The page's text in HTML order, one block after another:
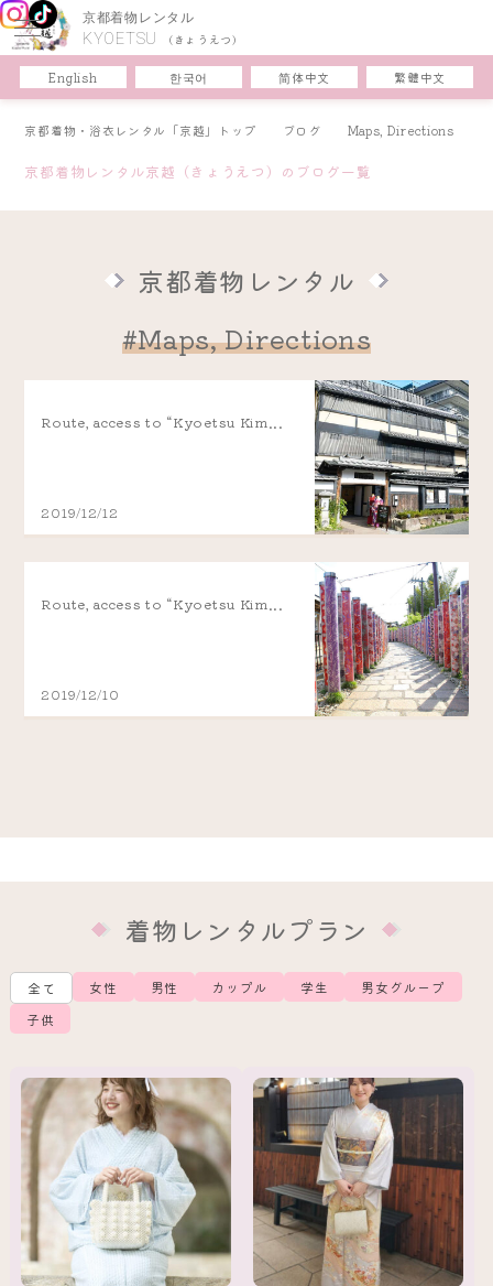
京都着物レンタル
KYOETSU (きょうえつ)
English 한국어 简体中文 繁體中文
京都着物・浴衣レンタル「京越」トップ ブログ Maps, Directions
京都着物レンタル京越（きょうえつ）のブログ一覧
京都着物レンタル
#Maps, Directions
Route, access to “Kyoetsu Kim...
2019/12/12
Route, access to “Kyoetsu Kim...
2019/12/10
着物レンタルプラン
全て 女性 男性 カップル 学生
男女グループ
子供